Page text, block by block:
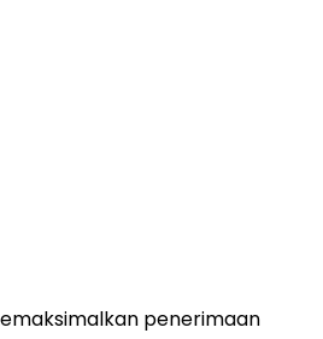
penerimaan